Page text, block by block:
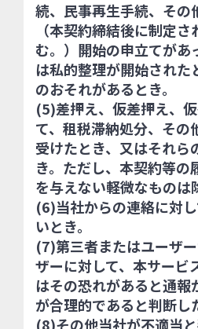
続、民事再生手続、その
（本契約締結後に制定
む。）開始の申立てがあ
は私的整理が開始された
のおそれがあるとき。
(5)差押え、仮差押え、
て、租税滞納処分、その
受けたとき、又はそれら
き。ただし、本契約等の
を与えない軽微なものは
(6)当社からの連絡に対
いとき。
(7)第三者またはユーザ
ザーに対して、本サービ
はその恐れがあると通報
が合理的であると判断し
(8)その他当社が不適当と